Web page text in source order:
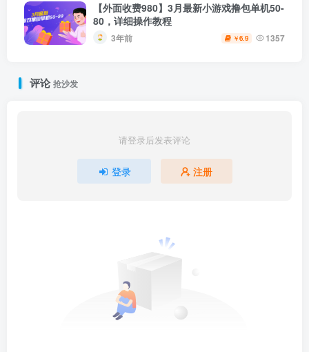
【外面收费980】3月最新小游戏撸包单机50-
80，详细操作教程
3年前 ￥6.9 1357
评论抢沙发
请登录后发表评论
登录 注册